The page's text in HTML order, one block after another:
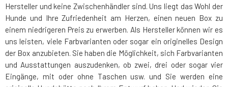
Hersteller und keine Zwischenhändler sind. Uns liegt das Wohl der
Hunde und Ihre Zufriedenheit am Herzen, einen neuen Box zu
einem niedrigeren Preis zu erwerben. Als Hersteller können wir es
uns leisten, viele Farbvarianten oder sogar ein originelles Design
der Box anzubieten. Sie haben die Möglichkeit, sich Farbvarianten
und Ausstattungen auszudenken, ob zwei, drei oder sogar vier
Eingänge, mit oder ohne Taschen usw. und Sie werden eine